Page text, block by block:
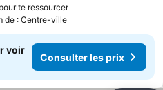
te ressourcer
de : Centre-ville
voir
Consulter les prix